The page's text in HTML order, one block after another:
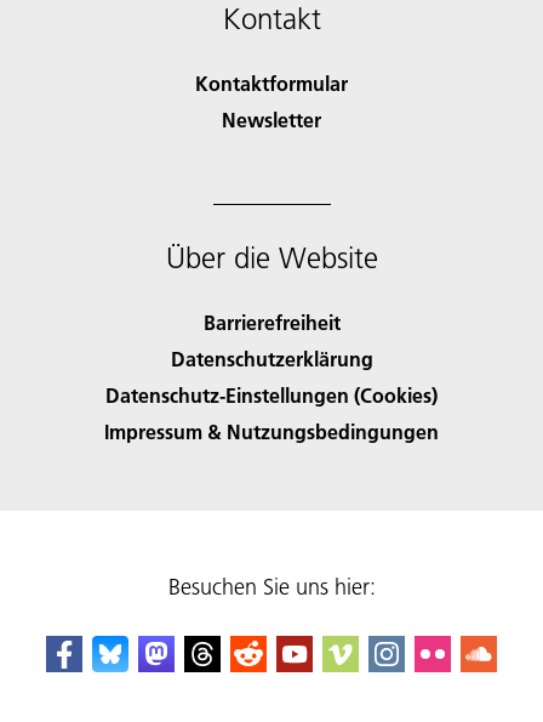
Kontakt
Kontaktformular
Newsletter
Über die Website
Barrierefreiheit
Datenschutzerklärung
Datenschutz-Einstellungen (Cookies)
Impressum & Nutzungsbedingungen
Besuchen Sie uns hier: